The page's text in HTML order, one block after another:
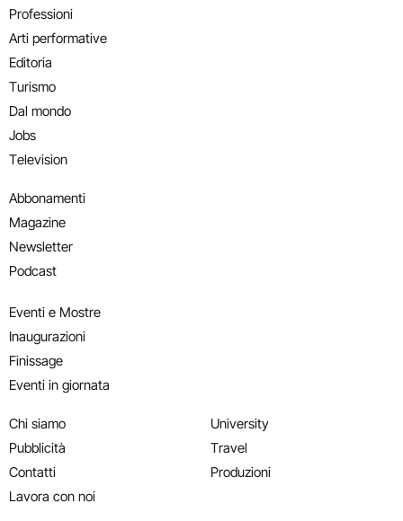
Professioni
Arti performative
Editoria
Turismo
Dal mondo
Jobs
Television
Abbonamenti
Magazine
Newsletter
Podcast
Eventi e Mostre
Inaugurazioni
Finissage
Eventi in giornata
Chi siamo
Pubblicità
Contatti
Lavora con noi
University
Travel
Produzioni